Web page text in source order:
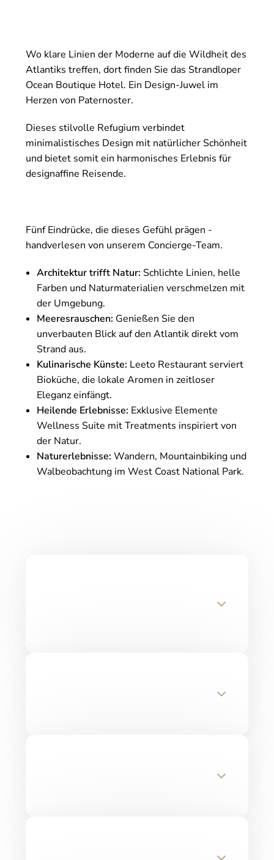
Wo klare Linien der Moderne auf die Wildheit des
Atlantiks treffen, dort finden Sie das Strandloper
Ocean Boutique Hotel. Ein Design-Juwel im
Herzen von Paternoster.
Dieses stilvolle Refugium verbindet
minimalistisches Design mit natürlicher Schönheit
und bietet somit ein harmonisches Erlebnis für
designaffine Reisende.
Fünf Eindrücke, die dieses Gefühl prägen -
handverlesen von unserem Concierge-Team.
Architektur trifft Natur: Schlichte Linien, helle
Farben und Naturmaterialien verschmelzen mit
der Umgebung.
Meeresrauschen: Genießen Sie den
unverbauten Blick auf den Atlantik direkt vom
Strand aus.
Kulinarische Künste: Leeto Restaurant serviert
Bioküche, die lokale Aromen in zeitloser
Eleganz einfängt.
Heilende Erlebnisse: Exklusive Elemente
Wellness Suite mit Treatments inspiriert von
der Natur.
Naturerlebnisse: Wandern, Mountainbiking und
Walbeobachtung im West Coast National Park.